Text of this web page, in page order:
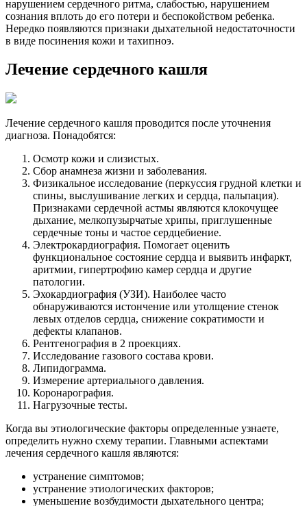
нарушением сердечного ритма, слабостью, нарушением
сознания вплоть до его потери и беспокойством ребенка.
Нередко появляются признаки дыхательной недостаточности
в виде посинения кожи и тахипноэ.
Лечение сердечного кашля
Лечение сердечного кашля проводится после уточнения
диагноза. Понадобятся:
Осмотр кожи и слизистых.
Сбор анамнеза жизни и заболевания.
Физикальное исследование (перкуссия грудной клетки и
спины, выслушивание легких и сердца, пальпация).
Признаками сердечной астмы являются клокочущее
дыхание, мелкопузырчатые хрипы, приглушенные
сердечные тоны и частое сердцебиение.
Электрокардиография. Помогает оценить
функциональное состояние сердца и выявить инфаркт,
аритмии, гипертрофию камер сердца и другие
патологии.
Эхокардиография (УЗИ). Наиболее часто
обнаруживаются истончение или утолщение стенок
левых отделов сердца, снижение сократимости и
дефекты клапанов.
Рентгенография в 2 проекциях.
Исследование газового состава крови.
Липидограмма.
Измерение артериального давления.
Коронарография.
Нагрузочные тесты.
Когда вы этиологические факторы определенные узнаете,
определить нужно схему терапии. Главными аспектами
лечения сердечного кашля являются:
устранение симптомов;
устранение этиологических факторов;
уменьшение возбудимости дыхательного центра;